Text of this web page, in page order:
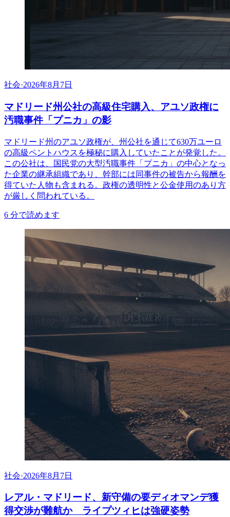
社会·2026年8月7日
マドリード州公社の高級住宅購入、アユソ政権に
汚職事件「プニカ」の影
マドリード州のアユソ政権が、州公社を通じて630万ユーロ
の高級ペントハウスを極秘に購入していたことが発覚した。
この公社は、国民党の大型汚職事件「プニカ」の中心となっ
た企業の継承組織であり、幹部には同事件の被告から報酬を
得ていた人物も含まれる。政権の透明性と公金使用のあり方
が厳しく問われている。
6 分で読めます
社会·2026年8月7日
レアル・マドリード、新守備の要ディオマンデ獲
得交渉が難航か ライプツィヒは強硬姿勢